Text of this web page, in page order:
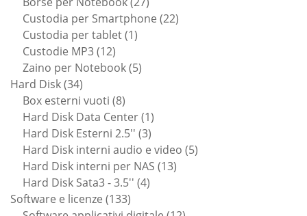
prodotti
Custodia per Smartphone 2222
Custodia per tablet 11
Custodie MP3 1212
prodotti
Zaino per Notebook 55
Hard Disk 3434
prodotti
Box esterni vuoti 88
prodotti
Hard Disk Data Center 11
prodotto
Hard Disk Esterni 2.5'' 33
prodotti
Hard Disk interni audio e video 55
Hard Disk interni per NAS 1313
Hard Disk Sata3 - 3.5'' 44
Software e licenze 133133